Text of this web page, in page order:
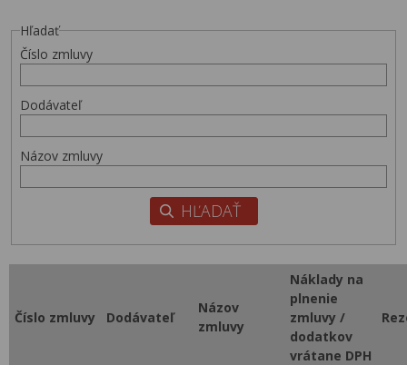
Hľadať
Číslo zmluvy
Dodávateľ
Názov zmluvy
Číslo zmluvy Dodávateľ
Názov
zmluvy
Náklady na
plnenie
zmluvy /
dodatkov
vrátane DPH